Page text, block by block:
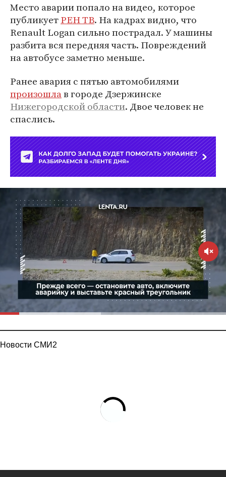
Место аварии попало на видео, которое
публикуетРЕН ТВ. На кадрах видно, что
Renault Logan сильно пострадал. У машины
разбита вся передняя часть. Повреждений
на автобусе заметно меньше.
Ранее авария с пятью автомобилями
произошлав городе Дзержинске
Нижегородской области. Двое человек не
спаслись.
Новости СМИ2